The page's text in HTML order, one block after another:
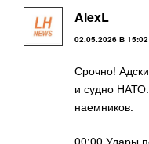
AlexL
02.05.2026 В 15:02
Срочно!
и судно
наемников.
00:00 Удары